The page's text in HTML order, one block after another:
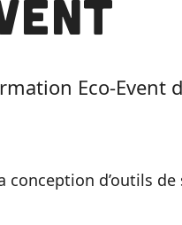
Eco-Event
conception d’outils